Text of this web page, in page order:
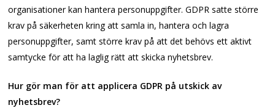
organisationer kan hantera personuppgifter. GDPR satte större
krav på säkerheten kring att samla in, hantera och lagra
personuppgifter, samt större krav på att det behövs ett aktivt
samtycke för att ha laglig rätt att skicka nyhetsbrev.
Hur gör man för att applicera GDPR på utskick av
nyhetsbrev?